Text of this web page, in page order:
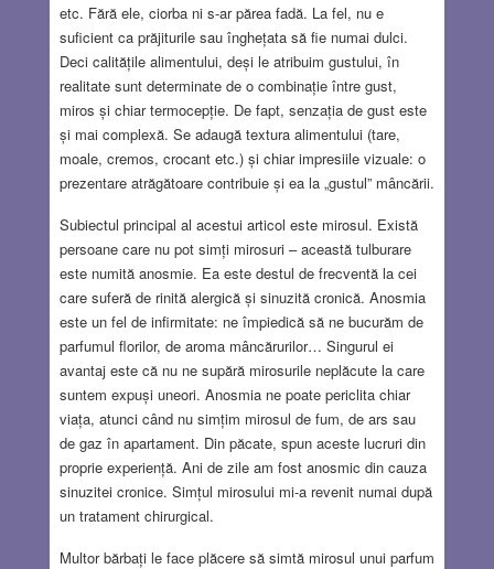
etc. Fără ele, ciorba ni s-ar părea fadă. La fel, nu e
suficient ca prăjiturile sau înghețata să fie numai dulci.
Deci calitățile alimentului, deși le atribuim gustului, în
realitate sunt determinate de o combinație între gust,
miros și chiar termocepție. De fapt, senzația de gust este
și mai complexă. Se adaugă textura alimentului (tare,
moale, cremos, crocant etc.) și chiar impresiile vizuale: o
prezentare atrăgătoare contribuie și ea la „gustul” mâncării.
Subiectul principal al acestui articol este mirosul. Există
persoane care nu pot simți mirosuri – această tulburare
este numită anosmie. Ea este destul de frecventă la cei
care suferă de rinită alergică și sinuzită cronică. Anosmia
este un fel de infirmitate: ne împiedică să ne bucurăm de
parfumul florilor, de aroma mâncărurilor… Singurul ei
avantaj este că nu ne supără mirosurile neplăcute la care
suntem expuși uneori. Anosmia ne poate periclita chiar
viața, atunci când nu simțim mirosul de fum, de ars sau
de gaz în apartament. Din păcate, spun aceste lucruri din
proprie experiență. Ani de zile am fost anosmic din cauza
sinuzitei cronice. Simțul mirosului mi-a revenit numai după
un tratament chirurgical.
Multor bărbați le face plăcere să simtă mirosul unui parfum